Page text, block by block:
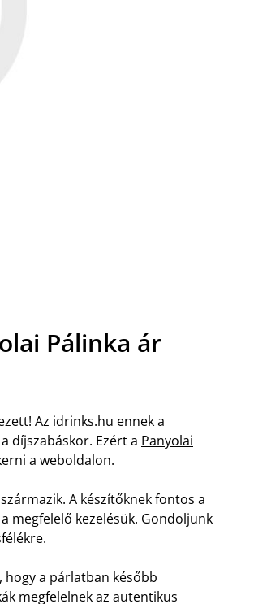
Pálinka ár
Az idrinks.hu ennek a
díjszabáskor. Ezért a Panyolai
a weboldalon.
A készítőknek fontos a
megfelelő kezelésük. Gondoljunk
a párlatban később
megfelelnek az autentikus